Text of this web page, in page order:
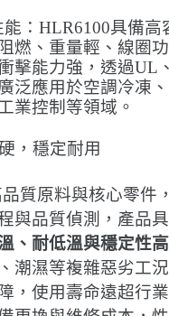
： HLR6100具備高
燃、重量輕、線圈
擊能力強，透過UL 、
泛應用於空調冷凍
業控制等領域。
，穩定耐用
質原料與核心零件
與品質偵測，產品
、耐低溫與穩定性高
潮濕等複雜惡劣工
，使用壽命遠超行